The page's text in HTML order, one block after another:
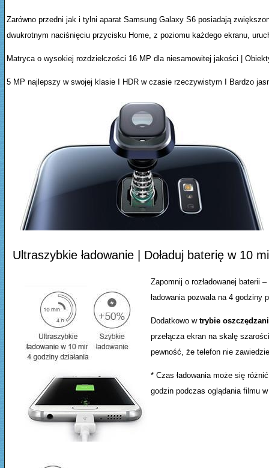
Zarówno przedni jak i tylni aparat Samsung Galaxy S6 posiadają
dwukrotnym naciśnięciu przycisku Home, z poziomu każdego ekranu,
Matryca o wysokiej rozdzielczości 16 MP dla niesamowitej jakości |
5 MP najlepszy w swojej klasie I HDR w czasie rzeczywistym I Bardzo
Ultraszybkie ładowanie | Doładuj baterię w 10
Zapomnij o rozładowanej baterii
ładowania pozwala na 4 godziny
Dodatkowo w trybie
przełącza ekran na skalę
pewność, że telefon nie
* Czas ładowania może się
godzin podczas oglądania filmu